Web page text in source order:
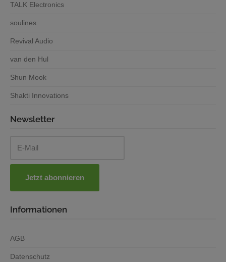
TALK Electronics
soulines
Revival Audio
van den Hul
Shun Mook
Shakti Innovations
Newsletter
Informationen
AGB
Datenschutz